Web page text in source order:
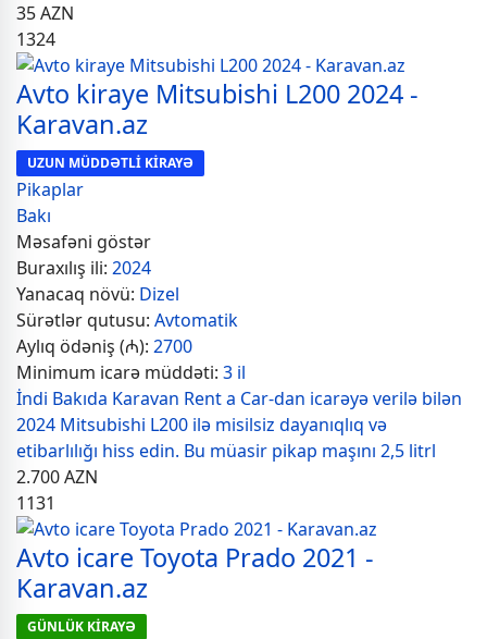
35AZN
1324
Avto kiraye Mitsubishi L200 2024 -
Karavan.az
UZUN MÜDDƏTLİ KİRAYƏ
Pikaplar
Bakı
Məsafəni göstər
Buraxılış ili: 2024
Yanacaq növü: Dizel
Sürətlər qutusu: Avtomatik
Aylıq ödəniş (₼): 2700
Minimum icarə müddəti: 3 il
İndi Bakıda Karavan Rent a Car-dan icarəyə verilə bilən
2024 Mitsubishi L200 ilə misilsiz dayanıqlıq və
etibarlılığı hiss edin. Bu müasir pikap maşını 2,5 litrl
2.700AZN
1131
Avto icare Toyota Prado 2021 -
Karavan.az
GÜNLÜK KİRAYƏ